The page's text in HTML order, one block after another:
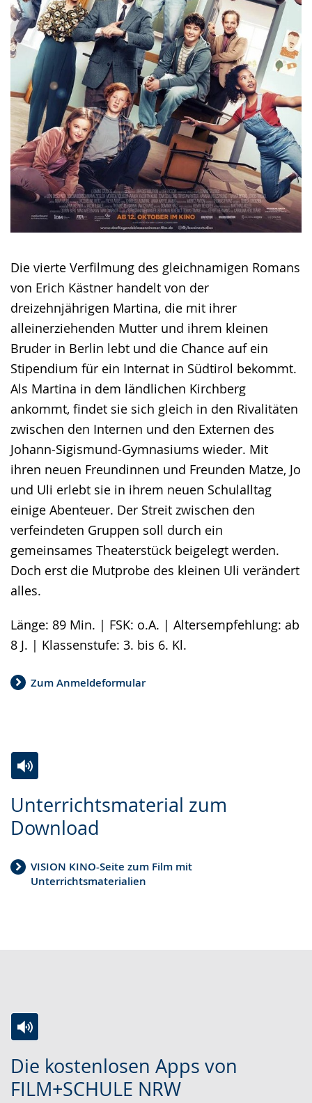
Die vierte Verfilmung des gleichnamigen Romans
von Erich Kästner handelt von der
dreizehnjährigen Martina, die mit ihrer
alleinerziehenden Mutter und ihrem kleinen
Bruder in Berlin lebt und die Chance auf ein
Stipendium für ein Internat in Südtirol bekommt.
Als Martina in dem ländlichen Kirchberg
ankommt, findet sie sich gleich in den Rivalitäten
zwischen den Internen und den Externen des
Johann-Sigismund-Gymnasiums wieder. Mit
ihren neuen Freundinnen und Freunden Matze, Jo
und Uli erlebt sie in ihrem neuen Schulalltag
einige Abenteuer. Der Streit zwischen den
verfeindeten Gruppen soll durch ein
gemeinsames Theaterstück beigelegt werden.
Doch erst die Mutprobe des kleinen Uli verändert
alles.
Länge: 89 Min. | FSK: o.A. | Altersempfehlung: ab
8 J. | Klassenstufe: 3. bis 6. Kl.
Zum Anmeldeformular
Unterrichtsmaterial zum
Download
VISION KINO-Seite zum Film mit
Unterrichtsmaterialien
Leichten
Sprache
Audio-
Unterstützung.
Video
in
Gebärdensprache
wird
Die kostenlosen Apps von
FILM+SCHULE NRW
Leichten
Sprache
Audio-
Unterstützung.
Video
in